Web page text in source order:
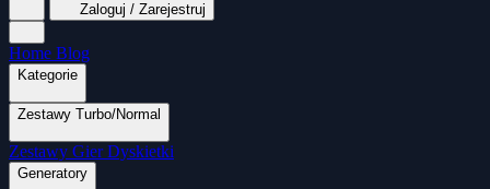
Zaloguj / Zarejestruj
Home Blog
Kategorie
Wszystkie kategorie
Zestawy Turbo/Normal
MapaSoft Turbo ROM SparkTurbo 2000
Mina Grubcio Normal
Zestawy Gier Dyskietki
Generatory